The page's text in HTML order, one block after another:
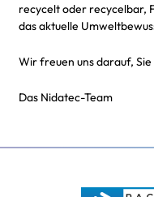
recycelt oder recycelbar,
das aktuelle
Wir freuen uns darauf,
Das Nidatec-Team